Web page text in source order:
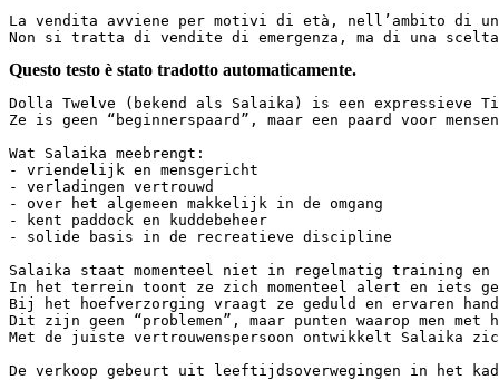
La vendita avviene per motivi di età, nell’ambito di
Non si tratta di vendite di emergenza, ma di una scelta
Questo testo è stato tradotto automaticamente.
Dolla Twelve (bekend als Salaika) is een
Ze is geen “beginnerspaard”, maar een paard voor
Wat Salaika meebrengt:
- vriendelijk en mensgericht
- verladingen vertrouwd
- over het algemeen makkelijk in de omgang
- kent paddock en kuddebeheer
- solide basis in de recreatieve discipline
Salaika staat momenteel niet in regelmatig training
In het terrein toont ze zich momenteel alert en iets
Bij het hoefverzorging vraagt ze geduld en ervaren
Dit zijn geen “problemen”, maar punten waarop men
Met de juiste vertrouwenspersoon ontwikkelt Salaika
De verkoop gebeurt uit leeftijdsoverwegingen in het